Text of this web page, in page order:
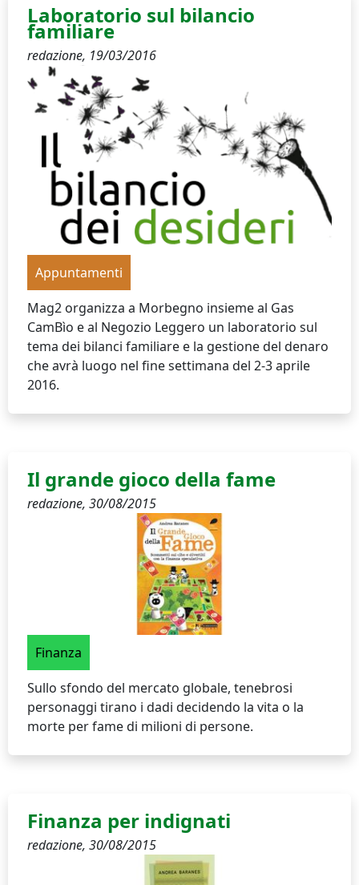
Laboratorio sul bilancio
familiare
redazione, 19/03/2016
Appuntamenti
Mag2 organizza a Morbegno insieme al Gas
CamBìo e al Negozio Leggero un laboratorio sul
tema dei bilanci familiare e la gestione del denaro
che avrà luogo nel fine settimana del 2-3 aprile
2016.
Il grande gioco della fame
redazione, 30/08/2015
Finanza
Sullo sfondo del mercato globale, tenebrosi
personaggi tirano i dadi decidendo la vita o la
morte per fame di milioni di persone.
Finanza per indignati
redazione, 30/08/2015